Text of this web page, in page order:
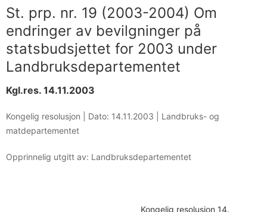
St. prp. nr. 19 (2003-2004) Om
endringer av bevilgninger på
statsbudsjettet for 2003 under
Landbruksdepartementet
Kgl.res. 14.11.2003
Kongelig resolusjon | Dato: 14.11.2003
Landbruks- og
matdepartementet
Opprinnelig utgitt av: Landbruksdepartementet
Kongelig resolusjon 14.